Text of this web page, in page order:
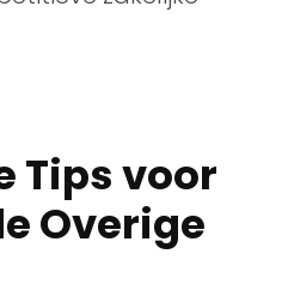
Tips voor
Overige